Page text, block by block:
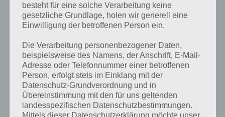
besteht für eine solche Verarbeitung keine
gesetzliche Grundlage, holen wir generell eine
Einwilligung der betroffenen Person ein.
Die Verarbeitung personenbezogener Daten,
beispielsweise des Namens, der Anschrift, E-Mail-
Adresse oder Telefonnummer einer betroffenen
Person, erfolgt stets im Einklang mit der
Datenschutz-Grundverordnung und in
Übereinstimmung mit den für uns geltenden
landesspezifischen Datenschutzbestimmungen.
Mittels dieser Datenschutzerklärung möchte unser